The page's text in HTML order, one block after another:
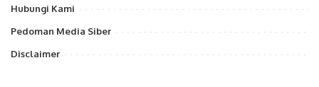
Hubungi Kami
Pedoman Media Siber
Disclaimer